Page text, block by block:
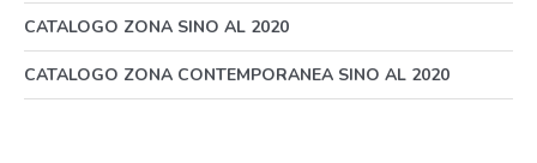
CATALOGO ZONA SINO AL 2020
CATALOGO ZONA CONTEMPORANEA SINO AL 2020